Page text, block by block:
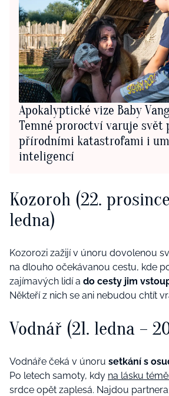
Apokalyptické vize Baby
Temné proroctví varuje svět
přírodními katastrofami i
inteligencí
Kozoroh (22.
ledna)
Kozorozi zažijí v únoru dovolenou
na dlouho očekávanou cestu, kde
zajímavých lidí a do cesty jim
Někteří z nich se ani nebudou chtít
Vodnář (21. ledna –
Vodnáře čeká v únoru setkání s
Po letech samoty, kdy na lásku
srdce opět zaplesá. Najdou